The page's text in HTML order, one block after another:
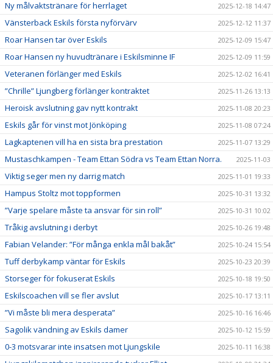
Ny målvaktstränare för herrlaget 2025-12-18 14:47
Vänsterback Eskils första nyförvärv 2025-12-12 11:37
Roar Hansen tar över Eskils 2025-12-09 15:47
Roar Hansen ny huvudtränare i Eskilsminne IF 2025-12-09 11:59
Veteranen förlänger med Eskils 2025-12-02 16:41
”Chrille” Ljungberg förlänger kontraktet 2025-11-26 13:13
Heroisk avslutning gav nytt kontrakt 2025-11-08 20:23
Eskils går för vinst mot Jönköping 2025-11-08 07:24
Lagkaptenen vill ha en sista bra prestation 2025-11-07 13:29
Mustaschkampen - Team Ettan Södra vs Team Ettan Norra. 2025-11-03
Viktig seger men ny darrig match 2025-11-01 19:33
Hampus Stoltz mot toppformen 2025-10-31 13:32
”Varje spelare måste ta ansvar för sin roll” 2025-10-31 10:02
Tråkig avslutning i derbyt 2025-10-26 19:48
Fabian Velander: ”För många enkla mål bakåt” 2025-10-24 15:54
Tuff derbykamp väntar för Eskils 2025-10-23 20:39
Storseger för fokuserat Eskils 2025-10-18 19:50
Eskilscoachen vill se fler avslut 2025-10-17 13:11
”Vi måste bli mera desperata” 2025-10-16 16:46
Sagolik vändning av Eskils damer 2025-10-12 15:59
0-3 motsvarar inte insatsen mot Ljungskile 2025-10-11 16:38